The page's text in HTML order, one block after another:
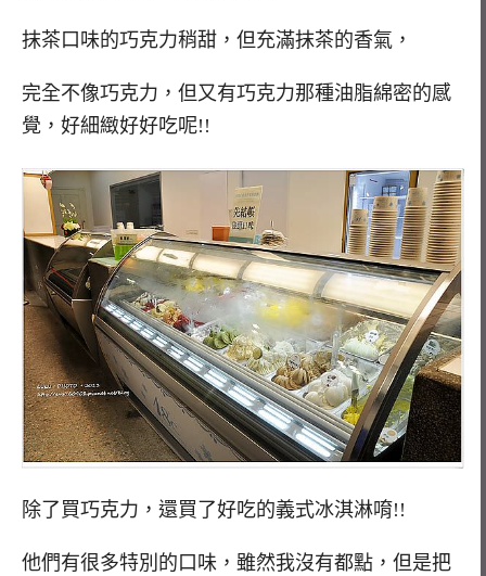
抹茶口味的巧克力稍甜，但充滿抹茶的香氣，
完全不像巧克力，但又有巧克力那種油脂綿密的感
覺，好細緻好好吃呢!!
除了買巧克力，還買了好吃的義式冰淇淋唷!!
他們有很多特別的口味，雖然我沒有都點，但是把